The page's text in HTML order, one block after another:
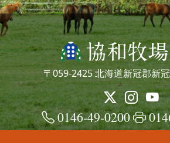
〒059-2425 北海道新冠郡新
0146-49-0200